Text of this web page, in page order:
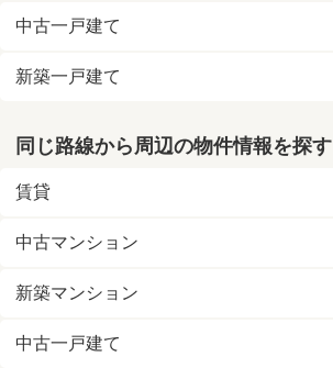
中古一戸建て
新築一戸建て
同じ路線から周辺の物件情報を探す
賃貸
中古マンション
新築マンション
中古一戸建て